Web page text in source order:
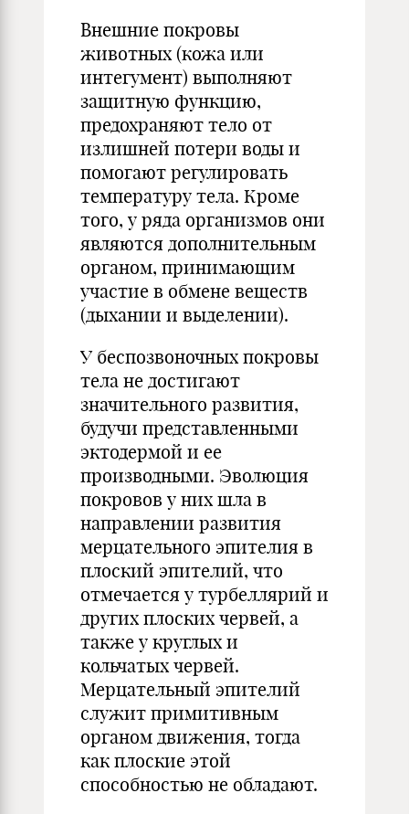
Внешние покровы
животных (кожа или
интегумент) выполняют
защитную функцию,
предохраняют тело от
излишней потери воды и
помогают регулировать
температуру тела. Кроме
того, у ряда организмов они
являются дополнительным
органом, принимающим
участие в обмене веществ
(дыхании и выделении).
У беспозвоночных покровы
тела не достигают
значительного развития,
будучи представленными
эктодермой и ее
производными. Эволюция
покровов у них шла в
направлении развития
мерцательного эпителия в
плоский эпителий, что
отмечается у турбеллярий и
других плоских червей, а
также у круглых и
кольчатых червей.
Мерцательный эпителий
служит примитивным
органом движения, тогда
как плоские этой
способностью не обладают.